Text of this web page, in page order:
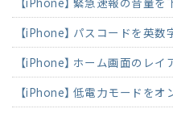
【iPhone】 パスコードを英
【iPhone】 低電力モードを